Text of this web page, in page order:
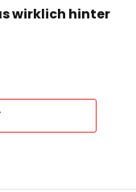
wirklich hinter